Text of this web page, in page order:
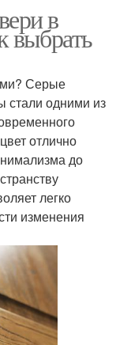
в
выбрать
Серые
стали одними из
отлично
до
легко
изменения